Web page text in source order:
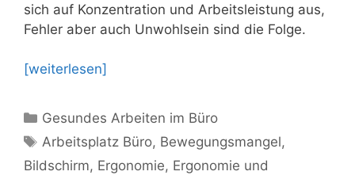
sich auf Konzentration und Arbeitsleistung aus,
Fehler aber auch Unwohlsein sind die Folge.
[weiterlesen]
Kategorien
Gesundes Arbeiten im Büro
Schlagwörter
Arbeitsplatz Büro, Bewegungsmangel,
Bildschirm, Ergonomie, Ergonomie und